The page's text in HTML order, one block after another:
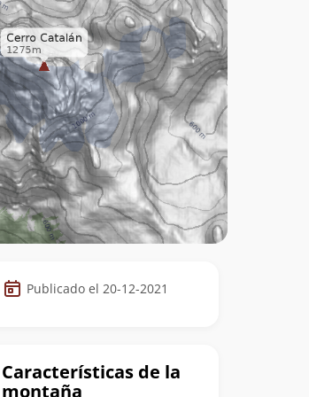
Datos
de
cumbre
Publicado el 20-12-2021
Características de la
montaña